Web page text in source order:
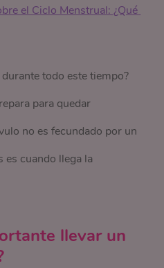
el Ciclo Menstrual: ¿Qué
todo este tiempo?
para quedar
no es fecundado por un
es cuando llega la
llevar un